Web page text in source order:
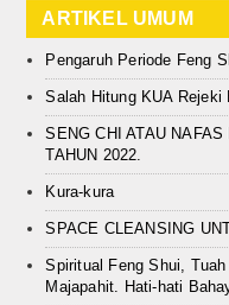
ARTIKEL UMUM
Pengaruh Periode Feng
Salah Hitung KUA Rejeki
SENG CHI ATAU
TAHUN 2022.
Kura-kura
SPACE CLEANSING
Spiritual Feng Shui,
Majapahit. Hati-hati